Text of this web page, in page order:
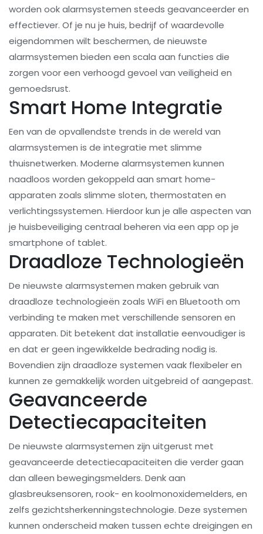
worden ook alarmsystemen steeds geavanceerder en
effectiever. Of je nu je huis, bedrijf of waardevolle
eigendommen wilt beschermen, de nieuwste
alarmsystemen bieden een scala aan functies die
zorgen voor een verhoogd gevoel van veiligheid en
gemoedsrust.
Smart Home Integratie
Een van de opvallendste trends in de wereld van
alarmsystemen is de integratie met slimme
thuisnetwerken. Moderne alarmsystemen kunnen
naadloos worden gekoppeld aan smart home-
apparaten zoals slimme sloten, thermostaten en
verlichtingssystemen. Hierdoor kun je alle aspecten van
je huisbeveiliging centraal beheren via een app op je
smartphone of tablet.
Draadloze Technologieën
De nieuwste alarmsystemen maken gebruik van
draadloze technologieën zoals WiFi en Bluetooth om
verbinding te maken met verschillende sensoren en
apparaten. Dit betekent dat installatie eenvoudiger is
en dat er geen ingewikkelde bedrading nodig is.
Bovendien zijn draadloze systemen vaak flexibeler en
kunnen ze gemakkelijk worden uitgebreid of aangepast.
Geavanceerde
Detectiecapaciteiten
De nieuwste alarmsystemen zijn uitgerust met
geavanceerde detectiecapaciteiten die verder gaan
dan alleen bewegingsmelders. Denk aan
glasbreuksensoren, rook- en koolmonoxidemelders, en
zelfs gezichtsherkenningstechnologie. Deze systemen
kunnen onderscheid maken tussen echte dreigingen en